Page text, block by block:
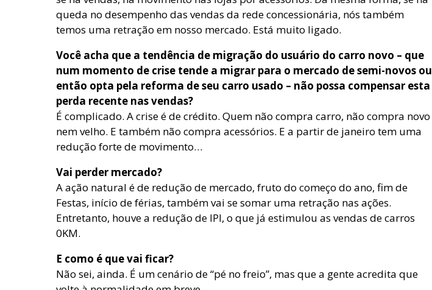
queda no desempenho das vendas da rede concessionária, nós também
temos uma retração em nosso mercado. Está muito ligado.
Você acha que a tendência de migração do usuário do carro novo – que
num momento de crise tende a migrar para o mercado de semi-novos ou
então opta pela reforma de seu carro usado – não possa compensar esta
perda recente nas vendas?
É complicado. A crise é de crédito. Quem não compra carro, não compra novo
nem velho. E também não compra acessórios. E a partir de janeiro tem uma
redução forte de movimento…
Vai perder mercado?
A ação natural é de redução de mercado, fruto do começo do ano, fim de
Festas, início de férias, também vai se somar uma retração nas ações.
Entretanto, houve a redução de IPI, o que já estimulou as vendas de carros
0KM.
E como é que vai ficar?
Não sei, ainda. É um cenário de “pé no freio”, mas que a gente acredita que